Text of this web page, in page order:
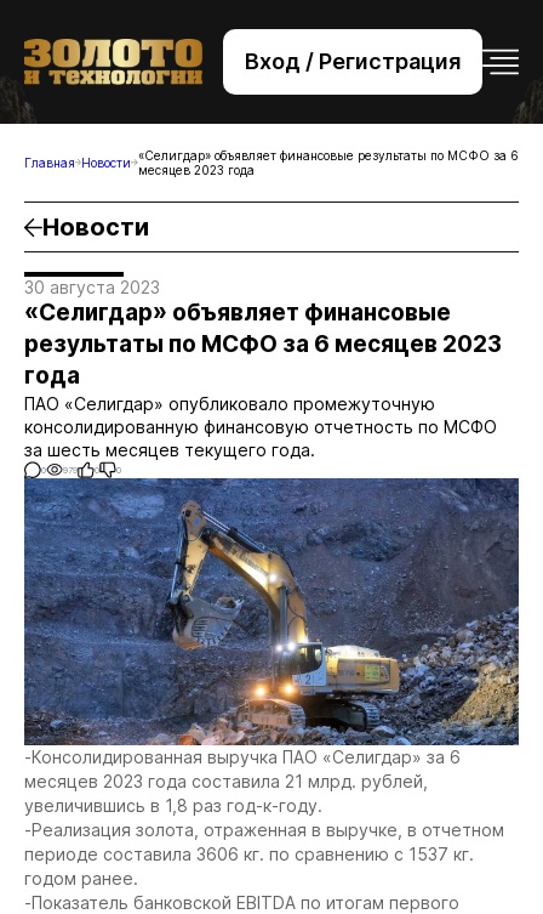
Вход / Регистрация
+7 (495) 221-76-32
bsv@zolteh.ru
Главная Новости «Селигдар» объявляет финансовые результаты по МСФО за 6
месяцев 2023 года
Новости
30 августа 2023
«Селигдар» объявляет финансовые
результаты по МСФО за 6 месяцев 2023
года
ПАО «Селигдар» опубликовало промежуточную
консолидированную финансовую отчетность по МСФО
за шесть месяцев текущего года.
0 979 0 0
-Консолидированная выручка ПАО «Селигдар» за 6
месяцев 2023 года составила 21 млрд. рублей,
увеличившись в 1,8 раз год-к-году.
-Реализация золота, отраженная в выручке, в отчетном
периоде составила 3606 кг. по сравнению с 1537 кг.
годом ранее.
-Показатель банковской EBITDA по итогам первого